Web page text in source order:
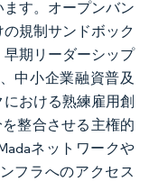
す。オープンバン
規制サンドボック
期リーダーシップ
中小企業融資普及
おける熟練雇用創
整合させる主権的
ネットワークや
フラへのアクセス